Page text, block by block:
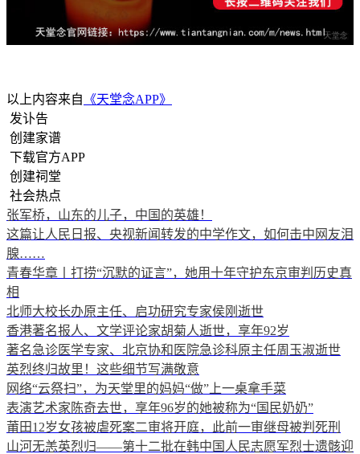
以上内容来自 《天堂念APP》
发讣告
创建家谱
下载官方APP
创建祠堂
社会热点
张军桥，山东的儿子，中国的英雄！
这篇让人民日报、央视新闻转发的中学作文，如何击中网友泪
腺……
青春华章丨打捞“沉默的证言”，她用十年守护东京审判历史真
相
北师大校长办原主任、启功研究专家侯刚逝世
香港著名报人、文学评论家胡菊人逝世，享年92岁
著名急诊医学专家、北京协和医院急诊科原主任周玉淑逝世
英烈终归故里！这些细节写满敬意
网络“云祭扫”，为天堂里的妈妈“做”上一桌拿手菜
表演艺术家陈奇去世，享年96岁的她被称为“国民奶奶”
莆田12岁女孩被虐死案二审将开庭，此前一审继母被判死刑
山河无恙英烈归——第十二批在韩中国人民志愿军烈士遗骸迎